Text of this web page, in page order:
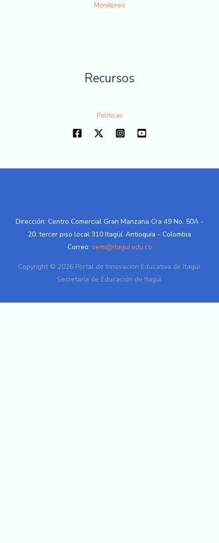
Monitoreo
Recursos
Políticas
Dirección: Centro Comercial Gran Manzana Cra 49 No. 50A -
20, tercer piso local 310 Itagüí, Antioquia - Colombia
Correo: semi@itagui.edu.co
Copyright © 2026 Portal de Innovación Educativa de Itagüí.
Secretaría de Educación de Itagüí.